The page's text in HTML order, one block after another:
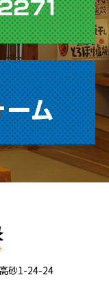
砂1-24-24